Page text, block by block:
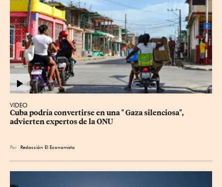
VIDEO
Cuba podría convertirse en una " Gaza silenciosa",
advierten expertos de la ONU
Por Redacción El Economista